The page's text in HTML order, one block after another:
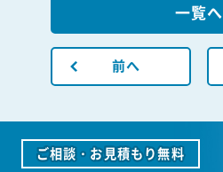
前へ
一覧へ
ご相談・お見積もり無料